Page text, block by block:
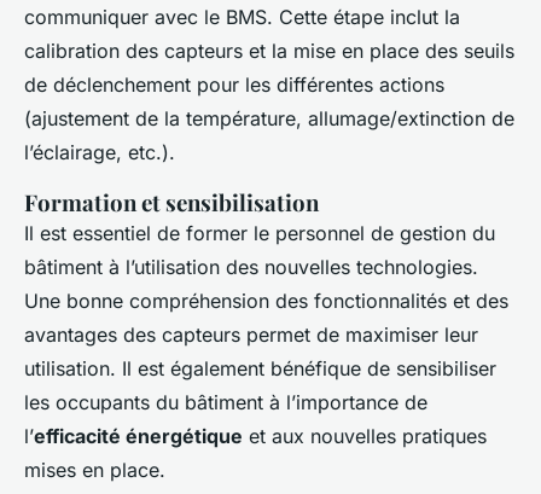
communiquer avec le BMS. Cette étape inclut la
calibration des capteurs et la mise en place des seuils
de déclenchement pour les différentes actions
(ajustement de la température, allumage/extinction de
l’éclairage, etc.).
Formation et sensibilisation
Il est essentiel de former le personnel de gestion du
bâtiment à l’utilisation des nouvelles technologies.
Une bonne compréhension des fonctionnalités et des
avantages des capteurs permet de maximiser leur
utilisation. Il est également bénéfique de sensibiliser
les occupants du bâtiment à l’importance de
l’efficacité énergétique et aux nouvelles pratiques
mises en place.